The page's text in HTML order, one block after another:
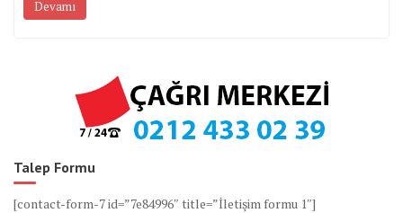
Devamı
Talep Formu
[contact-form-7 id=”7e84996″ title=”İletişim formu 1″]